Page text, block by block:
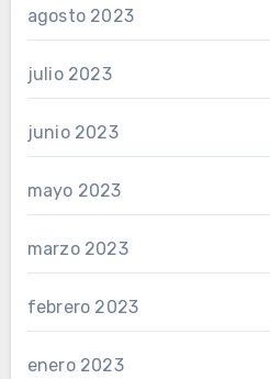
agosto 2023
julio 2023
junio 2023
mayo 2023
marzo 2023
febrero 2023
enero 2023